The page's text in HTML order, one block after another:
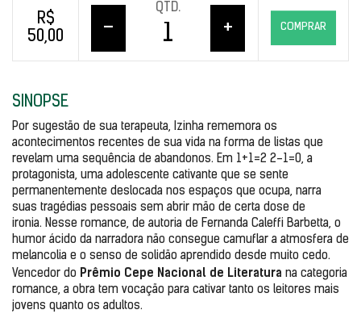
R$
50,00
–
QTD.
+ COMPRAR
SINOPSE
Por sugestão de sua terapeuta, Izinha rememora os
acontecimentos recentes de sua vida na forma de listas que
revelam uma sequência de abandonos. Em 1+1=2 2-1=0, a
protagonista, uma adolescente cativante que se sente
permanentemente deslocada nos espaços que ocupa, narra
suas tragédias pessoais sem abrir mão de certa dose de
ironia. Nesse romance, de autoria de Fernanda Caleffi Barbetta, o
humor ácido da narradora não consegue camuflar a atmosfera de
melancolia e o senso de solidão aprendido desde muito cedo.
Vencedor do Prêmio Cepe Nacional de Literatura na categoria
romance, a obra tem vocação para cativar tanto os leitores mais
jovens quanto os adultos.